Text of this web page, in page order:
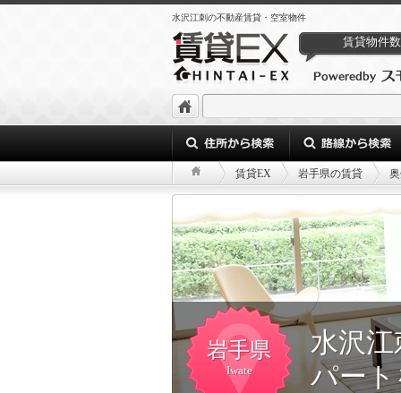
水沢江刺の不動産賃貸・空室物件
賃貸物件数
賃貸EX 岩手県の賃貸
岩手県
Iwate
水沢
パー